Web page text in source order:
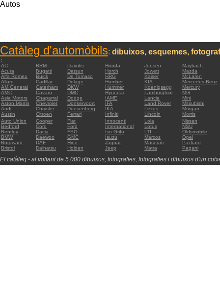
Autos
Catàleg d'automòbils: dibuixos, esquemes,
:
AC
BRM Daimler Honda Jensen
Maybach
Acura
Bugatti Datsun Horch Jowett
Mazda
Alfa Romeo
Buick De Tomaso HRG Kaiser
McLaren
Allard
Cadillac Delage Humber KIA
Mercedes-Benz
AM General
Caterham DKW Hummer Koenigsegg
Mercury
AMC
Cavaro DMC Hyundai Lamborghini
MG
Asia Motors
Chaparral Dodge IAME Lancia
Mini
Aston Martin
Chevrolet Donkervoort IFA Land Rover
Mitsubishi
Audi
Chrysler Duesenberg IKA Lexus
Morgan
Austin
Citroen Ferrari Infiniti Lincoln
Morris
Auto Union
Cooper Fiat Innocenti Lola
Nissan
Bedford
Cord Ford International Lotus
NSU
Bentley
Dacia FSO Iso Grifo LTI
Oldsmobile
BMW
Daewoo GMC Isuzu Marcos
Opel
Borgward
DAF Hino Jaguar Maserati
Packard
Bristol
Daihatsu Holden Jeep Matra Pagani
El catàleg - al voltant de 5.000 dibuixos, fotografies, fotografies i dibuixos d'un